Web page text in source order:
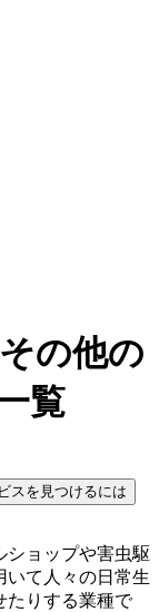
の他の
覧
スを見つけるには
ショップや害虫駆
いて人々の日常生
たりする業種で